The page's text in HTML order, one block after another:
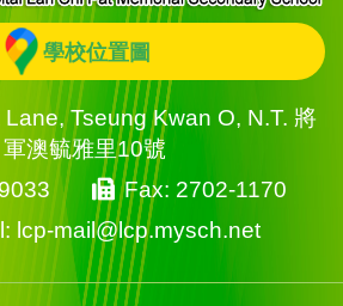
學校位置圖
Tseung Kwan O, N.T. 將
軍澳毓雅里10號
Fax: 2702-1170
lcp-mail@lcp.mysch.net